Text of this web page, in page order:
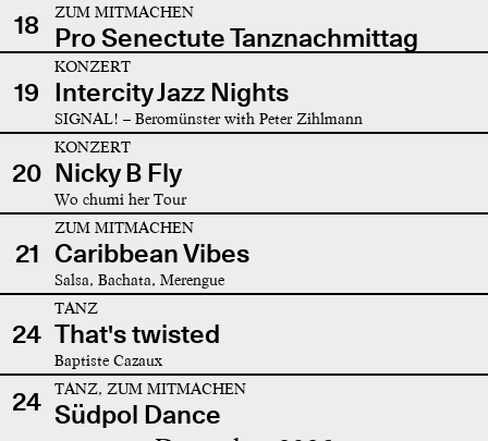
18 ZUM MITMACHEN
Pro Senectute Tanznachmittag
19
KONZERT
Intercity Jazz Nights
SIGNAL! – Beromünster with Peter Zihlmann
20
KONZERT
Nicky B Fly
Wo chumi her Tour
21
ZUM MITMACHEN
Caribbean Vibes
Salsa, Bachata, Merengue
24
TANZ
That's twisted
Baptiste Cazaux
24 TANZ, ZUM MITMACHEN
Südpol Dance